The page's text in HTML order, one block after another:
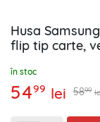
Husa
flip tip carte,
în stoc
5499 lei 5899